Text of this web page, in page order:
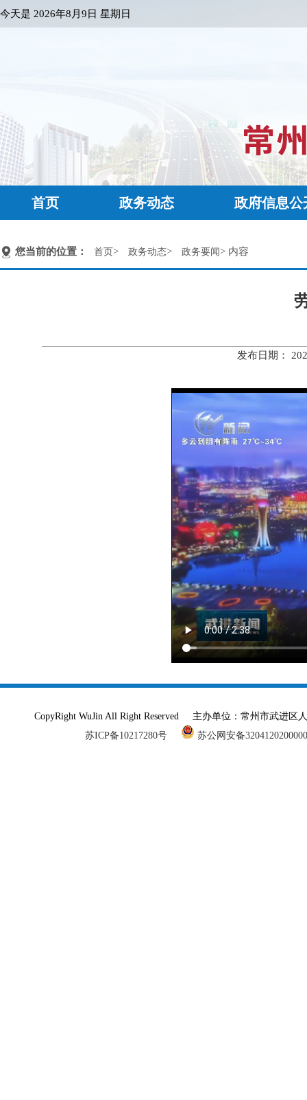
今天是 2026年8月9日 星期日
首页 政务动态 政府信息公
您当前的位置： 首页> 政务动态> 政务要闻> 内容
发布日期：
CopyRight WuJin All Right Reserved 主办单位：常州市武进
苏ICP备10217280号
苏公网安备